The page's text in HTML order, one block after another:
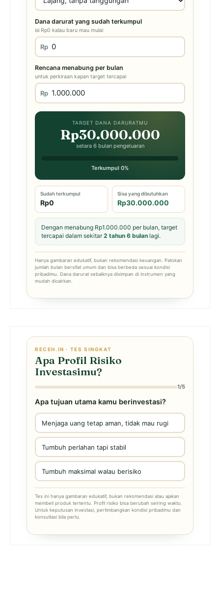
Dana darurat yang sudah terkumpul
isi Rp0 kalau baru mau mulai
Rp
Rencana menabung per bulan
untuk perkiraan kapan target tercapai
Rp
TARGET DANA DARURATMU
Rp30.000.000
setara 6 bulan pengeluaran
Terkumpul 0%
Sudah terkumpul
Rp0
Sisa yang dibutuhkan
Rp30.000.000
Dengan menabung Rp1.000.000 per bulan, target
tercapai dalam sekitar2 tahun 6 bulan lagi.
Hanya gambaran edukatif, bukan rekomendasi keuangan. Patokan
jumlah bulan bersifat umum dan bisa berbeda sesuai kondisi
pribadimu. Dana darurat sebaiknya disimpan di instrumen yang
mudah dicairkan.
RECEH.IN · TES SINGKAT
Apa Profil Risiko
Investasimu?
1/5
Apa tujuan utama kamu berinvestasi?
Menjaga uang tetap aman, tidak mau rugi
Tumbuh perlahan tapi stabil
Tumbuh maksimal walau berisiko
Tes ini hanya gambaran edukatif, bukan rekomendasi atau ajakan
membeli produk tertentu. Profil risiko bisa berubah seiring waktu.
Untuk keputusan investasi, pertimbangkan kondisi pribadimu dan
konsultasi bila perlu.